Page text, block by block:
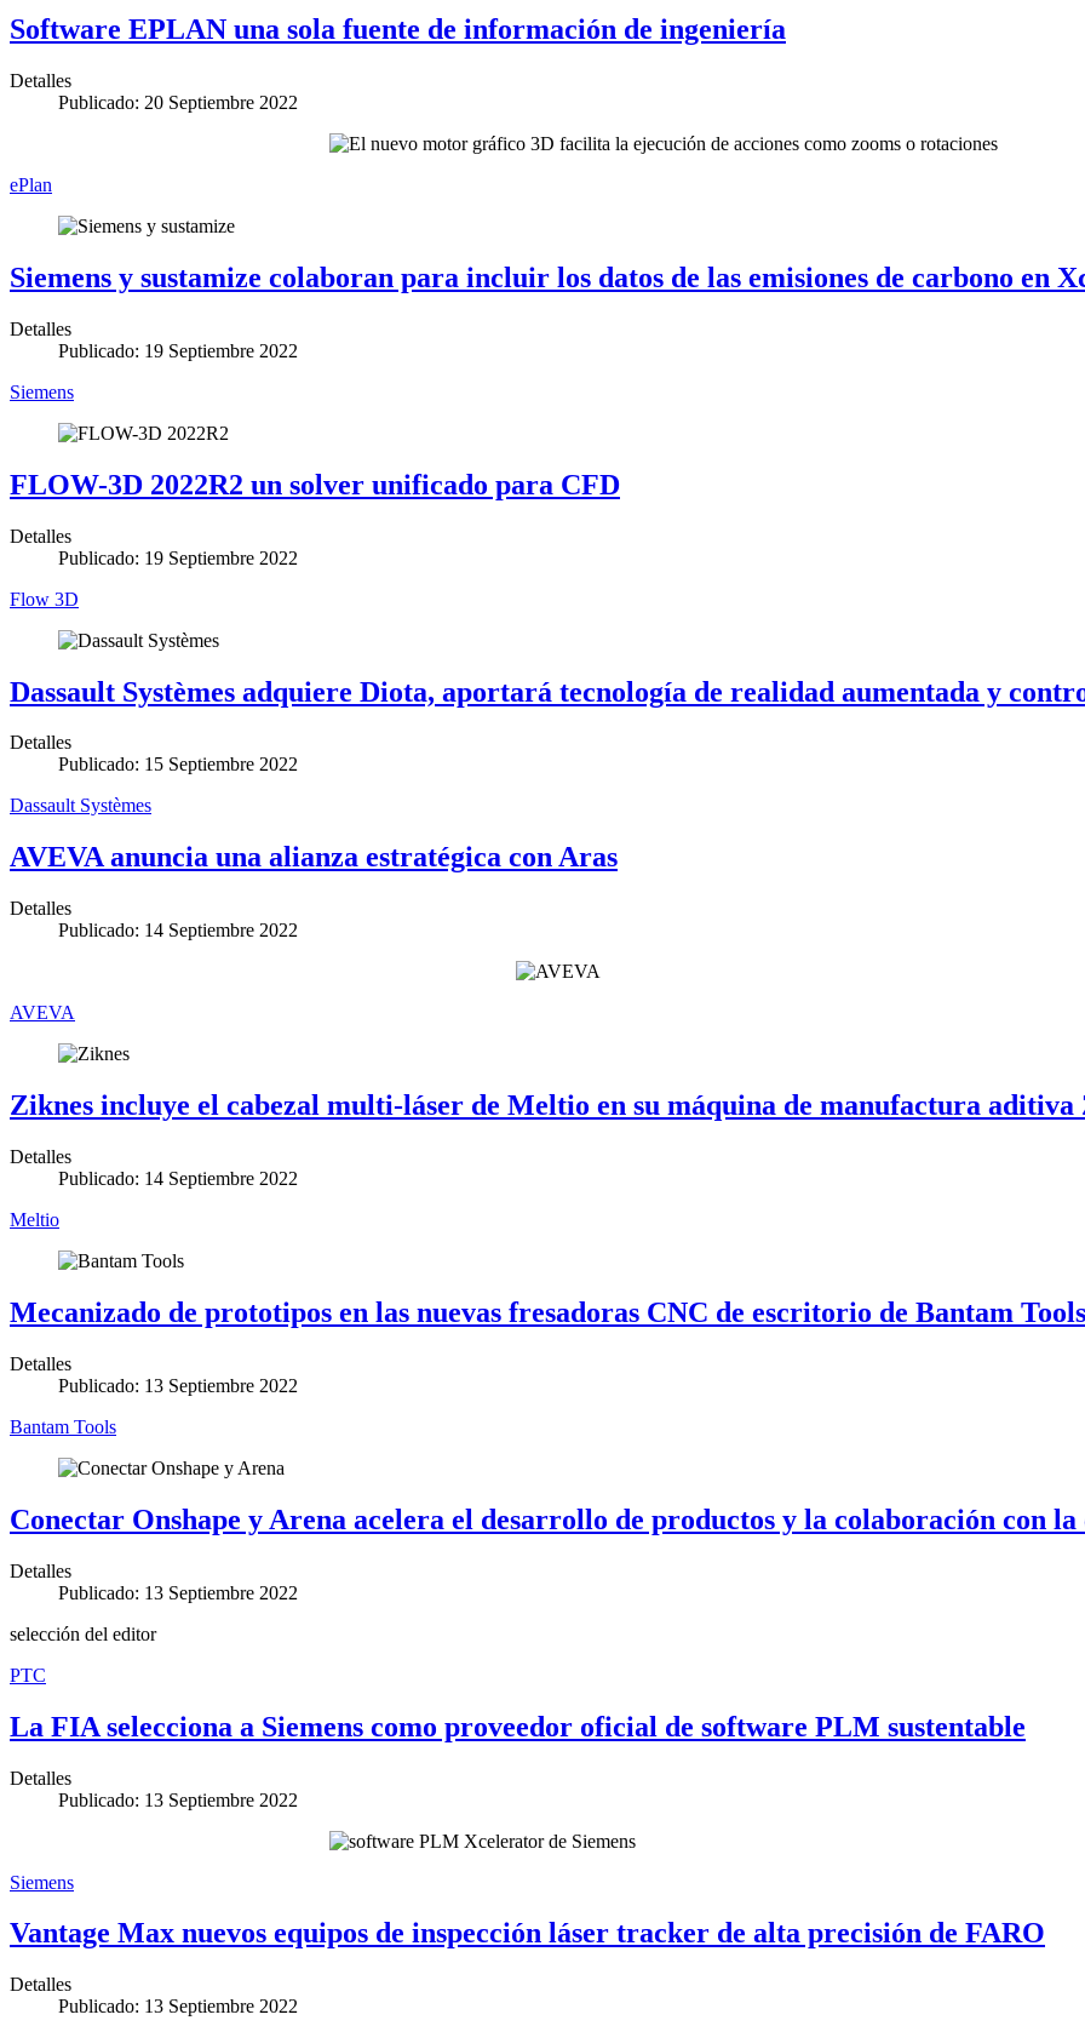
Software EPLAN una sola fuente de información de ingeniería
Detalles
Publicado: 20 Septiembre 2022
ePlan
Siemens y sustamize colaboran para incluir los datos de las emisiones de carbono en
Detalles
Publicado: 19 Septiembre 2022
Siemens
FLOW-3D 2022R2 un solver unificado para CFD
Detalles
Publicado: 19 Septiembre 2022
Flow 3D
Dassault Systèmes adquiere Diota, aportará tecnología de realidad aumentada y
Detalles
Publicado: 15 Septiembre 2022
Dassault Systèmes
AVEVA anuncia una alianza estratégica con Aras
Detalles
Publicado: 14 Septiembre 2022
AVEVA
Ziknes incluye el cabezal multi-láser de Meltio en su máquina de manufactura
Detalles
Publicado: 14 Septiembre 2022
Meltio
Mecanizado de prototipos en las nuevas fresadoras CNC de escritorio de Bantam Tools
Detalles
Publicado: 13 Septiembre 2022
Bantam Tools
Conectar Onshape y Arena acelera el desarrollo de productos y la colaboración con
Detalles
Publicado: 13 Septiembre 2022
selección del editor
PTC
La FIA selecciona a Siemens como proveedor oficial de software PLM sustentable
Detalles
Publicado: 13 Septiembre 2022
Siemens
Vantage Max nuevos equipos de inspección láser tracker de alta precisión de FARO
Detalles
Publicado: 13 Septiembre 2022